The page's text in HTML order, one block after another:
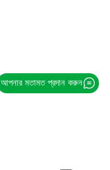
আপনার মতামত প্রদান করুন